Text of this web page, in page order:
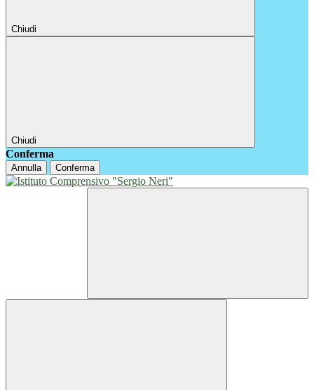
Chiudi
Chiudi
Conferma
Annulla Conferma